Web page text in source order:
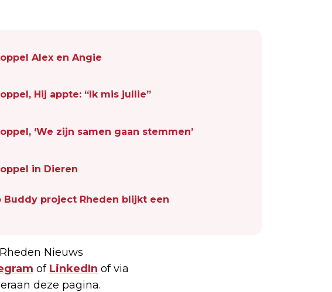
Alex en Angie
Hij appte: “Ik mis jullie”
‘We zijn samen gaan stemmen’
in Dieren
project Rheden blijkt een
Nieuws
of LinkedIn of via
deze pagina.